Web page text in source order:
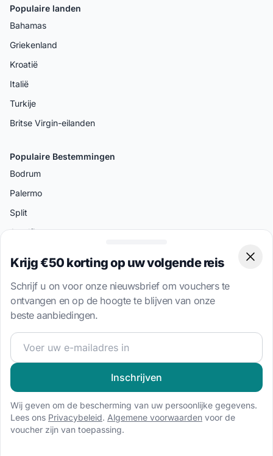
Populaire landen
Bahamas
Griekenland
Kroatië
Italië
Turkije
Britse Virgin-eilanden
Populaire Bestemmingen
Bodrum
Palermo
Split
Amalfi
Athene
Boottypes
Catamaran huren
Zeilboot huren
Gulet huren
Motorboot huren
RIB huren
Krijg €50 korting op uw volgende reis
Schrijf u on voor onze nieuwsbrief om vouchers te
ontvangen en op de hoogte te blijven van onze
beste aanbiedingen.
Word lid van onze zeilgemeenschap en ontvang
Inschrijven
Wij geven om de bescherming van uw persoonlijke gegevens.
Lees ons Privacybeleid. Algemene voorwaarden voor de
voucher zijn van toepassing.